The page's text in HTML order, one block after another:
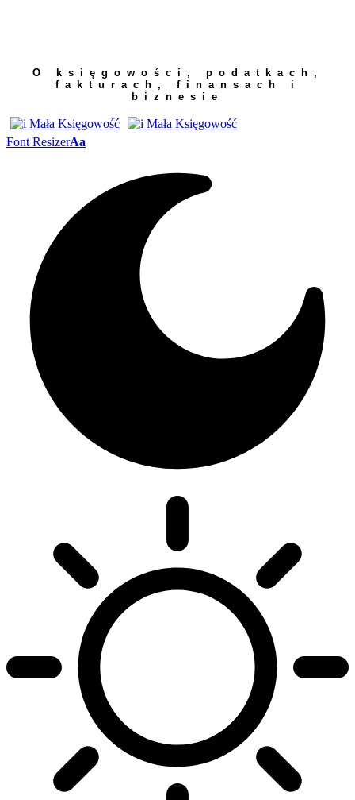
O księgowości, podatkach,
fakturach, finansach i
biznesie
Font ResizerAa